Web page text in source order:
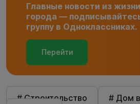
Главные новости из
города —
группу в Одноклассниках.
Перейти
# Строительство
# Дом